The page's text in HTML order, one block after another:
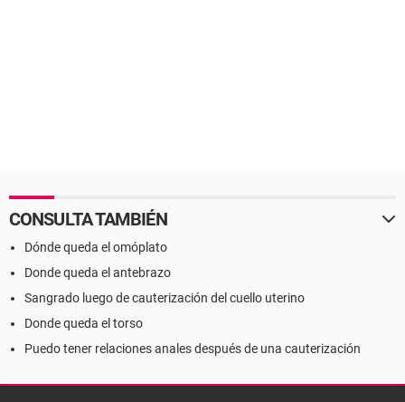
CONSULTA TAMBIÉN
Dónde queda el omóplato
Donde queda el antebrazo
Sangrado luego de cauterización del cuello uterino
Donde queda el torso
Puedo tener relaciones anales después de una cauterización